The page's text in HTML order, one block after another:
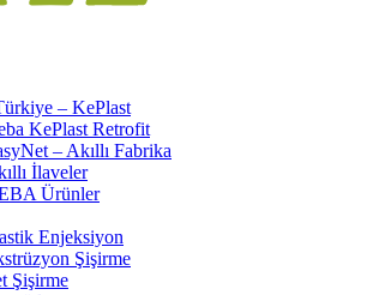
– KePlast
KePlast Retrofit
– Akıllı Fabrika
İlaveler
Ürünler
Enjeksiyon
Şişirme
Şişirme